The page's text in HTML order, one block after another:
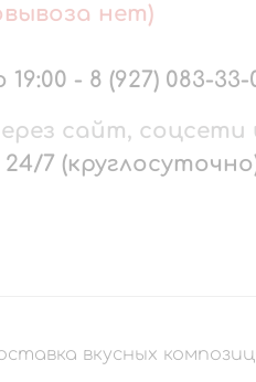
нет)
19:00 - 8 (927) 083-33-
сайт, соцсети
24/7
вкусных